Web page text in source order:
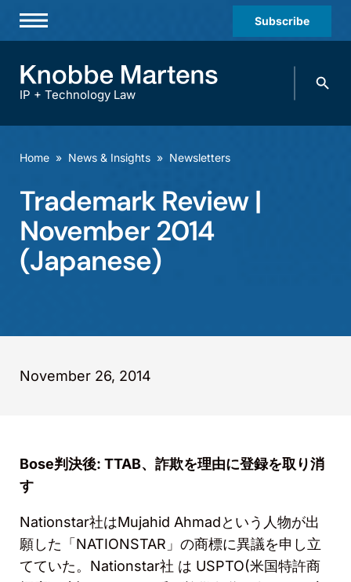
Subscribe
Practices & Industries
Offices
Careers
IP + Technology Law
Search
Home » News & Insights » Newsletters
Trademark Review |
November 2014
(Japanese)
November 26, 2014
Bose判決後: TTAB、詐欺を理由に登録を取り消
す
Nationstar社はMujahid Ahmadという人物が出
願した「 NATIONSTAR 」の商標に異議を申し立
てていた。 Nationstar社 は USPTO(米国特許商